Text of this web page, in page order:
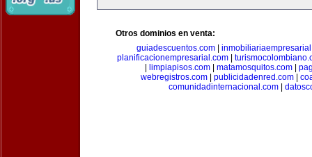
Otros dominios en venta:
guiadescuentos.com
planificacionempresarial.com
limpiapisos.com| matamosquitos.com|
webregistros.com| publicidadenred.com|
comunidadinternacional.com|